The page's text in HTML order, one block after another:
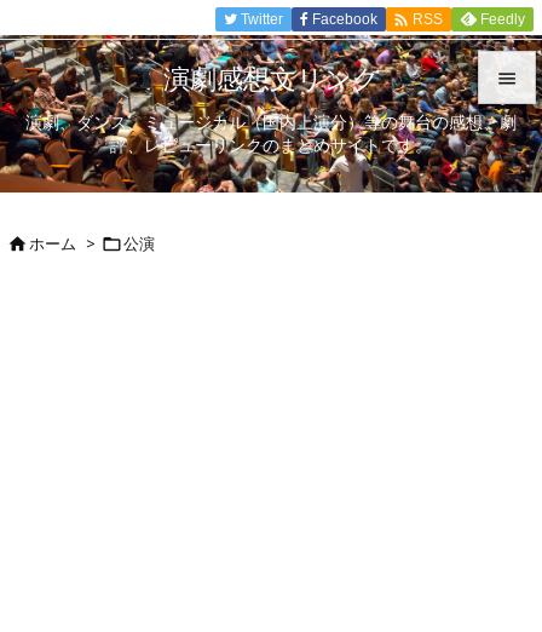


メニュ

Twitter Facebook  RSS Feedly
演劇感想文リンク
演劇、ダンス、ミュージカル（国内上演分）等の舞台の感想、劇
評、レビューリンクのまとめサイトです。
ホーム > 公演